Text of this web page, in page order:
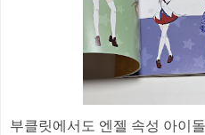
부클릿에서도 엔젤 속성 아이